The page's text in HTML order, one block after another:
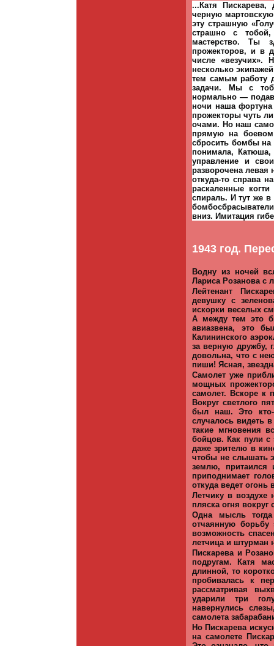
...Катя
черную мартовскую
эту страшную
страшно с тобой,
мастерство. Ты
прожекторов, и в
числе
несколько
тем самым работу
задачи. Мы с
нормально —
ночи наша
прожекторы чуть
очами. Но наш
прямую на
сбросить бомбы на
понимала,
управление и
разворочена левая
откуда-то справа
раскаленные
спираль. И тут же в
вниз. Имитация
1943 год.
Водну из ночей
Лариса Розанова с
Лейтенант
девушку с
искорки веселых
А между тем это
авиазвена, это
Калининского
за верную дружбу,
довольна, что с
пиши! Ясная,
Самолет уже
мощных
самолет. Вскоре к
Вокруг светлого
был наш. Это кто-
случалось видеть
такие мгновения
бойцов. Как пули
даже зрителю в
чтобы не слышать
землю, притаился
приподнимает
откуда ведет огонь
Летчику в воздухе
пляска огня вокруг
Одна мысль
отчаянную борьбу
возможность
летчица и штурман
Пискарева и
подругам. Катя
длинной, то
пробивалась к
рассматривая
ударили три
навернулись
самолета
Но Пискарева
на самолете